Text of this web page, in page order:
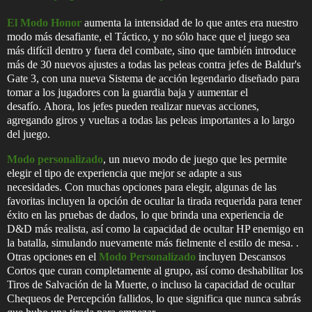
El Modo Honor aumenta la intensidad de lo que antes era nuestro
modo más desafiante, el Táctico, y no sólo hace que el juego sea
más difícil dentro y fuera del combate, sino que también introduce
más de 30 nuevos ajustes a todas las peleas contra jefes de Baldur's
Gate 3, con una nueva Sistema de acción legendario diseñado para
tomar a los jugadores con la guardia baja y aumentar el
desafío. Ahora, los jefes pueden realizar nuevas acciones,
agregando giros y vueltas a todas las peleas importantes a lo largo
del juego.
Modo personalizado, un nuevo modo de juego que les permite
elegir el tipo de experiencia que mejor se adapte a sus
necesidades. Con muchas opciones para elegir, algunas de las
favoritas incluyen la opción de ocultar la tirada requerida para tener
éxito en las pruebas de dados, lo que brinda una experiencia de
D&D más realista, así como la capacidad de ocultar HP enemigo en
la batalla, simulando nuevamente más fielmente el estilo de mesa. .
Otras opciones en el Modo Personalizado incluyen Descansos
Cortos que curan completamente al grupo, así como deshabilitar los
Tiros de Salvación de la Muerte, o incluso la capacidad de ocultar
Chequeos de Percepción fallidos, lo que significa que nunca sabrás